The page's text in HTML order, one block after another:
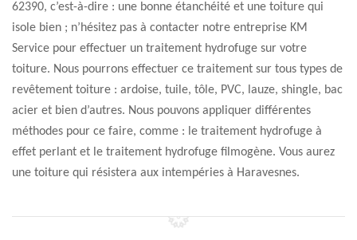
62390, c’est-à-dire : une bonne étanchéité et une toiture qui
isole bien ; n’hésitez pas à contacter notre entreprise KM
Service pour effectuer un traitement hydrofuge sur votre
toiture. Nous pourrons effectuer ce traitement sur tous types de
revêtement toiture : ardoise, tuile, tôle, PVC, lauze, shingle, bac
acier et bien d’autres. Nous pouvons appliquer différentes
méthodes pour ce faire, comme : le traitement hydrofuge à
effet perlant et le traitement hydrofuge filmogène. Vous aurez
une toiture qui résistera aux intempéries à Haravesnes.